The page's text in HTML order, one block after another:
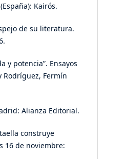
Kairós.
de su literatura.
y potencia”. Ensayos
Rodríguez, Fermín
Alianza Editorial.
construye
16 de noviembre: